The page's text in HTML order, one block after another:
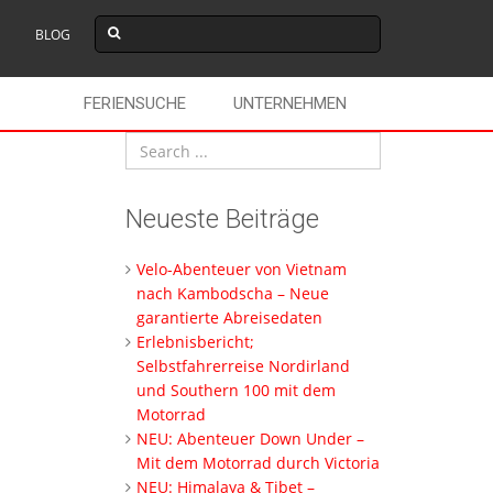
BLOG
UNTERNEHMEN
FERIENSUCHE
Neueste Beiträge
Velo-Abenteuer von Vietnam
nach Kambodscha – Neue
garantierte Abreisedaten
Erlebnisbericht;
Selbstfahrerreise Nordirland
und Southern 100 mit dem
Motorrad
NEU: Abenteuer Down Under –
Mit dem Motorrad durch Victoria
NEU: Himalaya & Tibet –